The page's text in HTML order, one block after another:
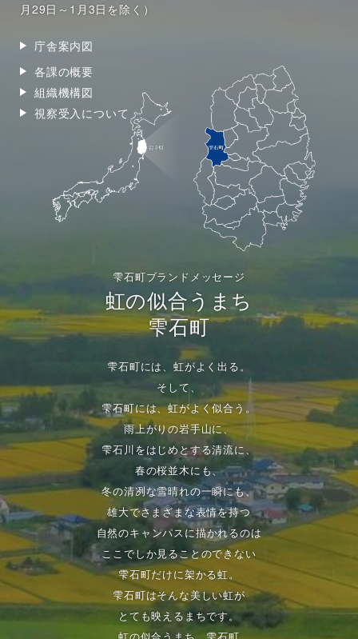
月29日～1月3日を除く）
庁舎案内図
各課の概要
組織機構図
視察受入について
雫石町ブランドメッセージ
虹の似合うまち
雫石町
雫石町には、虹がよく出る。
そして、
雫石町には、虹がよく似合う。
雨上がりの岩手山に、
雫石川をはじめとする清流に、
春の桜並木にも、
冬の清冽な雪晴れの一瞬にも、
雄大でさまざまな表情を持つ
自然のキャンパスに描かれるのは
ここでしか見ることのできない
雫石町だけに架かる虹。
雫石町はそんな美しい虹が
とても映えるまちです。